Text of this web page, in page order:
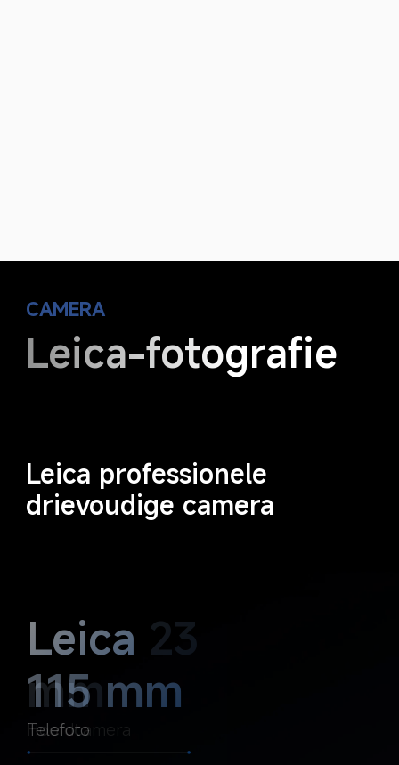
CAMERA
Leica-fotografie
Leica professionele
drievoudige camera
Leica 23
mm
Hoofdcamera
Leica
115 mm
Telefoto